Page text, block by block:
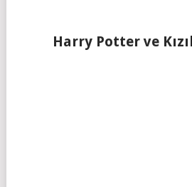
Harry Potter ve